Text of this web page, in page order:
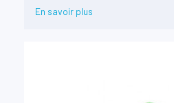
En savoir plus